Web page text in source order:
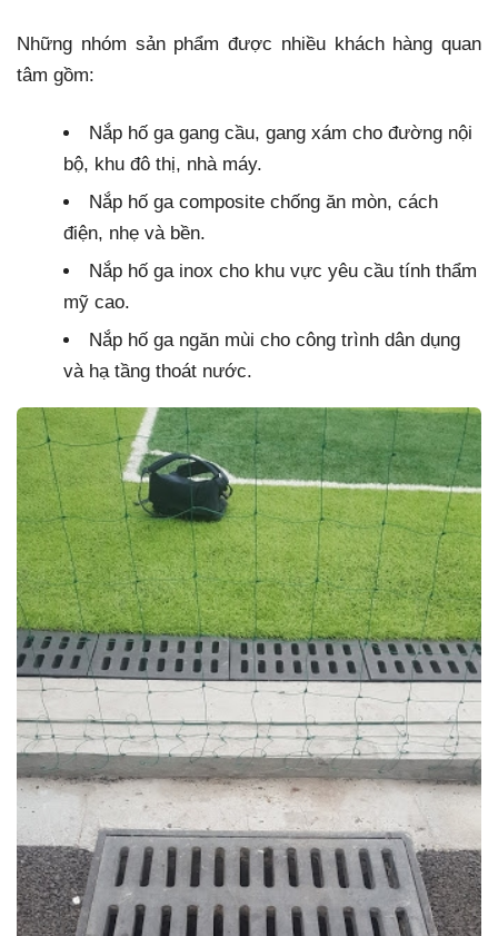
Những nhóm sản phẩm được nhiều khách hàng quan
tâm gồm:
Nắp hố ga gang cầu, gang xám cho đường nội
bộ, khu đô thị, nhà máy.
Nắp hố ga composite chống ăn mòn, cách
điện, nhẹ và bền.
Nắp hố ga inox cho khu vực yêu cầu tính thẩm
mỹ cao.
Nắp hố ga ngăn mùi cho công trình dân dụng
và hạ tầng thoát nước.